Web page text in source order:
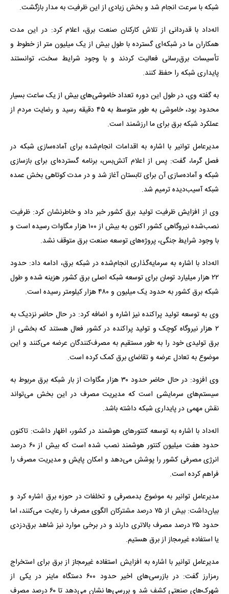
شبکه با سرعت انجام شد و بخش زیادی از این ظرفیت به مدار بازگشت.
اله‌داد با قدردانی از تلاش کارکنان صنعت برق، اعلام کرد: در این مدت
همکاران ما در شبکه‌ای گسترده با طول بیش از یک میلیون متر از خطوط و
تأسیسات برق‌رسانی فعالیت کردند و با وجود شرایط سخت، توانستند
پایداری شبکه را حفظ کنند.
به گفته وی، در طول این دوره تعداد خاموشی‌های بیش از یک ساعت بسیار
محدود بود، خاموشی به طور متوسط به ۴۵ دقیقه رسید و رضایت مردم از
عملکرد شبکه برق برای ما ارزشمند است.
مدیرعامل توانیر با اشاره به اقدامات انجام‌شده برای آماده‌سازی شبکه در
فصل گرما، گفت: پس از اعلام آتش‌بس، برنامه گسترده‌ای برای بازسازی
شبکه و آماده‌سازی آن برای تابستان آغاز شد و در مدت کوتاهی بخش عمده
شبکه آسیب‌دیده ترمیم شد.
وی از افزایش ظرفیت تولید برق کشور خبر داد و خاطرنشان کرد: ظرفیت
نصب‌شده نیروگاهی کشور اکنون به بیش از ۱۰۰ هزار مگاوات رسیده است و
با وجود شرایط جنگی، پروژه‌های توسعه صنعت برق متوقف نشد.
اله‌داد با اشاره به سرمایه‌گذاری انجام‌شده در شبکه برق، ادامه داد: حدود
۲۲ هزار میلیارد تومان برای توسعه شبکه اصلی برق کشور هزینه شده و طول
شبکه برق کشور به حدود یک میلیون و ۴۸۰ هزار کیلومتر رسیده است.
وی به توسعه تولید پراکنده نیز اشاره و اضافه کرد: در حال حاضر نزدیک به
۲ هزار نیروگاه کوچک و تولید پراکنده در کشور فعال هستند که بخشی از
برق تولیدی خود را به طور مستقیم به مصرف‌کنندگان عرضه می‌کنند و این
موضوع به تعادل عرضه و تقاضای برق کمک کرده است.
وی افزود: در حال حاضر حدود ۳۰ هزار مگاوات از بار شبکه برق مربوط به
سیستم‌های سرمایشی است که مدیریت مصرف در این بخش می‌تواند
نقش مهمی در پایداری شبکه داشته باشد.
اله‌داد با اشاره به توسعه کنتورهای هوشمند در کشور، اظهار داشت: تاکنون
حدود هفت میلیون کنتور هوشمند نصب شده است که بیش از ۶۰ درصد
انرژی مصرفی کشور را پوشش می‌دهد و امکان پایش و مدیریت مصرف را
فراهم کرده است.
مدیرعامل توانیر به موضوع بدمصرفی و تخلفات در حوزه برق اشاره کرد و
بیان‌داشت: بیش از ۷۵ درصد مشترکان الگوی مصرف را رعایت می‌کنند، اما
حدود ۲۵ درصد مصرف بالاتری دارند و در برخی موارد نیز شاهد برق‌دزدی
یا استفاده غیرمجاز از برق هستیم.
مدیرعامل توانیر با اشاره به افزایش استفاده غیرمجاز از برق برای استخراج
رمزارز گفت: در بازرسی‌های اخیر حدود ۶۰۰ دستگاه ماینر در یکی از
شهرک‌های صنعتی کشف شد و بررسی‌ها نشان می‌دهد تا ۶۰ درصد مصرف